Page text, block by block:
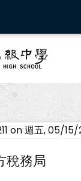
on週五, 05/15/
稅務局